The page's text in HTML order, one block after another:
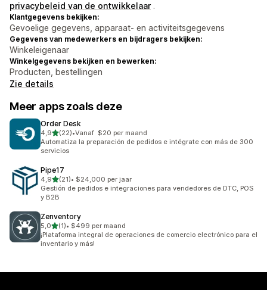
privacybeleid van de ontwikkelaar .
Klantgegevens bekijken:
Gevoelige gegevens, apparaat- en activiteitsgegevens
Gegevens van medewerkers en bijdragers bekijken:
Winkeleigenaar
Winkelgegevens bekijken en bewerken:
Producten, bestellingen
Zie details
Meer apps zoals deze
Order Desk
4,9van 5 sterren
(22)
22 recensies in totaal
•Vanaf $20 per maand
Automatiza la preparación de pedidos e intégrate con más de 300
servicios
Pipe17
4,9van 5 sterren
(21)
21 recensies in totaal
• $24,000 per jaar
Gestión de pedidos e integraciones para vendedores de DTC, POS
y B2B
Zenventory
5,0van 5 sterren
(1)
1 recensies in totaal
• $499 per maand
¡Plataforma integral de operaciones de comercio electrónico para el
inventario y más!